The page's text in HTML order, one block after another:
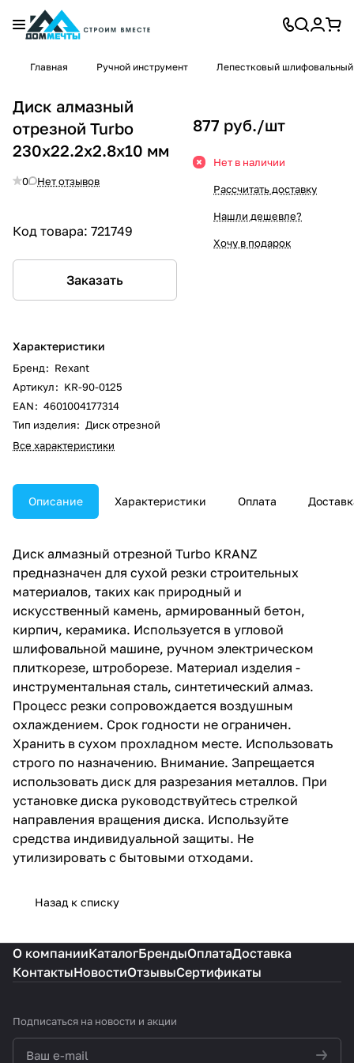
Главная Ручной инструмент Лепестковый шлифовальный
Диск алмазный
отрезной Turbo
230x22.2x2.8x10 мм
0 Нет отзывов
Код товара: 721749
Заказать
Характеристики
Бренд: Rexant
Артикул: KR-90-0125
EAN: 4601004177314
Тип изделия: Диск отрезной
Все характеристики
877 руб./шт
Нет в наличии
Рассчитать доставку
Нашли дешевле?
Хочу в подарок
Описание Характеристики Оплата
Диск алмазный отрезной Turbo KRANZ
предназначен для сухой резки строительных
материалов, таких как природный и
искусственный камень, армированный бетон,
кирпич, керамика. Используется в угловой
шлифовальной машине, ручном электрическом
плиткорезе, штроборезе. Материал изделия -
инструментальная сталь, синтетический алмаз.
Процесс резки сопровождается воздушным
охлаждением. Срок годности не ограничен.
Хранить в сухом прохладном месте. Использовать
строго по назначению. Внимание. Запрещается
использовать диск для разрезания металлов. При
установке диска руководствуйтесь стрелкой
направления вращения диска. Используйте
средства индивидуальной защиты. Не
утилизировать с бытовыми отходами.
Назад к списку
О компанииКаталогБрендыОплатаДоставка
КонтактыНовостиОтзывыСертификаты
Подписаться на новости и акции